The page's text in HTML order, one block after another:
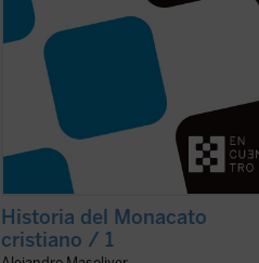
Historia del Monacato
cristiano / 1